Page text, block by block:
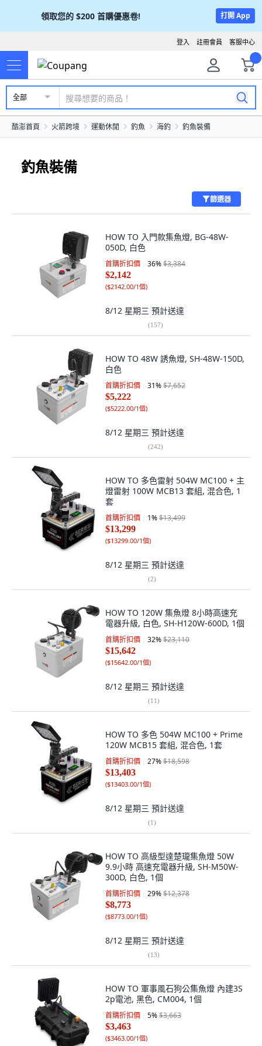
領取您的 $200 首購優惠卷! 打開 App
客服中心
註冊會員
登入
全部
酷澎首頁 火箭跨境 運動休閒 釣魚 海釣 釣魚裝備
釣魚裝備
篩選器
HOW TO 入門款集魚燈, BG-48W-
050D, 白色
首購折扣價 36%$3,384
$2,142
($2142.00/1個)
8/12 星期三 預計送達
(157)
HOW TO 48W 誘魚燈, SH-48W-150D,
白色
首購折扣價 31%$7,652
$5,222
($5222.00/1個)
8/12 星期三 預計送達
(242)
HOW TO 多色雷射 504W MC100 + 主
燈雷射 100W MCB13 套組, 混合色, 1
套
首購折扣價 1%$13,499
$13,299
($13299.00/1個)
8/12 星期三 預計送達
(2)
HOW TO 120W 集魚燈 8小時高速充
電器升級, 白色, SH-H120W-600D, 1個
首購折扣價 32%$23,110
$15,642
($15642.00/1個)
8/12 星期三 預計送達
(11)
HOW TO 多色 504W MC100 + Prime
120W MCB15 套組, 混合色, 1套
首購折扣價 27%$18,598
$13,403
($13403.00/1個)
8/12 星期三 預計送達
(1)
HOW TO 高級型達楚瓏集魚燈 50W
9.9小時 高速充電器升級, SH-M50W-
300D, 白色, 1個
首購折扣價 29%$12,378
$8,773
($8773.00/1個)
8/12 星期三 預計送達
(13)
HOW TO 軍事風石狗公集魚燈 內建3S
2p電池, 黑色, CM004, 1個
首購折扣價 5%$3,663
$3,463
($3463.00/1個)